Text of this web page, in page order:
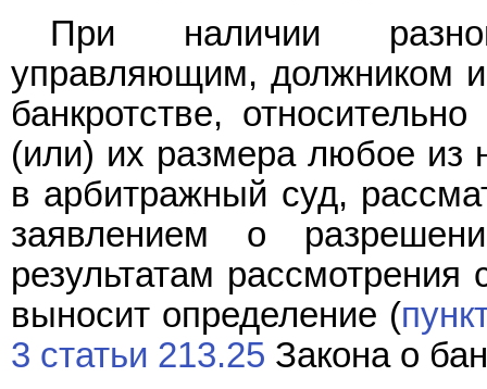
При наличии
управляющим, должником
банкротстве,
(или) их размера любое из
в арбитражный суд,
заявлением о
результатам рассмотрения
выносит определение (
3 статьи 213.25 Закона о